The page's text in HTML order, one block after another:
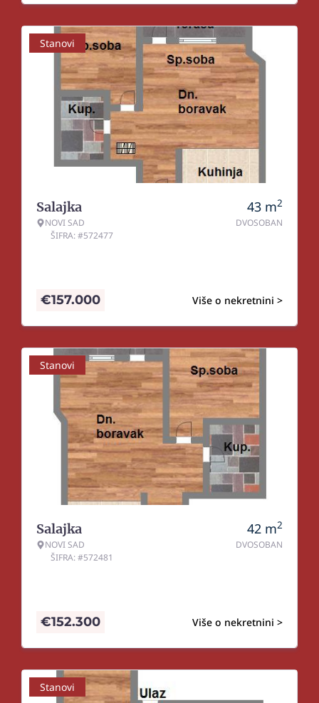
Stanovi
Salajka
NOVI SAD
ŠIFRA: #572477
43 m2
DVOSOBAN
Više o nekretnini >
€157.000
Stanovi
Salajka
NOVI SAD
ŠIFRA: #572481
42 m2
DVOSOBAN
Više o nekretnini >
€152.300
Stanovi